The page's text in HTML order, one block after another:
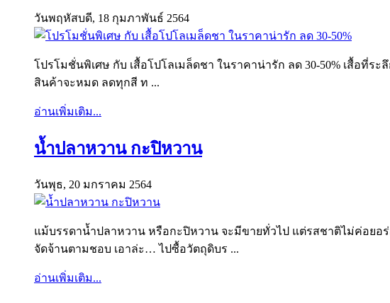
วันพฤหัสบดี, 18 กุมภาพันธ์ 2564
โปรโมชั่นพิเศษ กับ เสื้อโปโลเมล็ดชา ในราคาน่ารัก ลด 30-50% เสื้อ
สินค้าจะหมด ลดทุกสี ท ...
อ่านเพิ่มเติม...
น้ำปลาหวาน กะปิหวาน
วันพุธ, 20 มกราคม 2564
แม้บรรดาน้ำปลาหวาน หรือกะปิหวาน จะมีขายทั่วไป แต่รสชาติไม่ค่อยอ
จัดจ้านตามชอบ เอาล่ะ… ไปซื้อวัตถุดิบร ...
อ่านเพิ่มเติม...